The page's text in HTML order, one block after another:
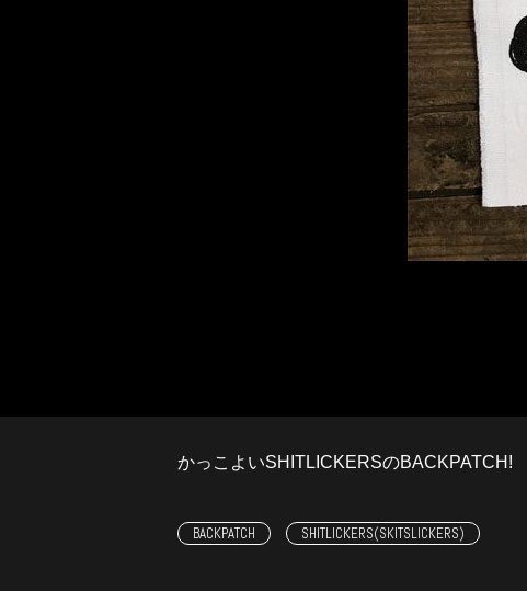
かっこよいSHITLICKERSのBACKPATCH!
BACKPATCH SHITLICKERS(SKITSLICKERS)